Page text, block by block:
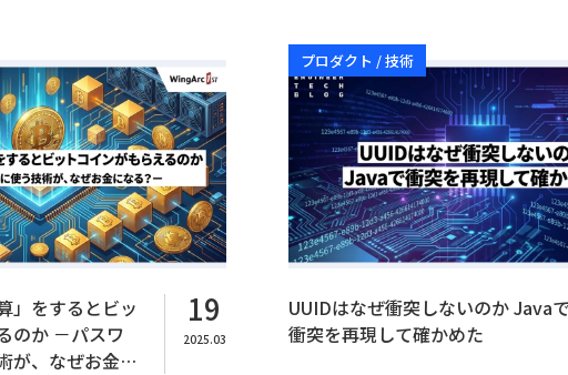
」をするとビッ
のか －パスワ
が、なぜお金に
19
2025.03
プロダクト / 技術
UUIDはなぜ衝突しないのか Javaで
衝突を再現して確かめた